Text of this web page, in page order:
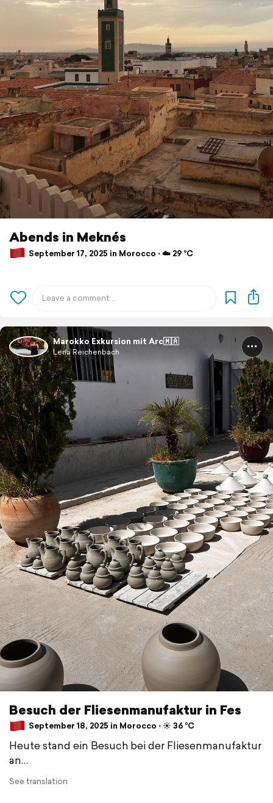
Abends in Meknés
September 17, 2025 in Morocco ⋅ ☁️ 29 °C
Marokko Exkursion mit Arc🇲🇦
Lena Reichenbach
Besuch der Fliesenmanufaktur in Fes
September 18, 2025 in Morocco ⋅ ☀️ 36 °C
Heute stand ein Besuch bei der Fliesenmanufaktur
an…
See translation